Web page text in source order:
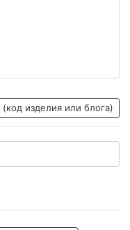
(код изделия или блога)